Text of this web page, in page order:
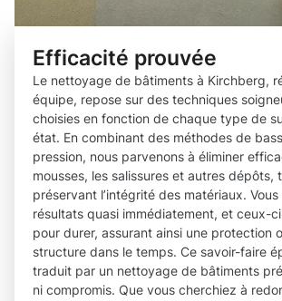
Efficacité prouvée
Le nettoyage de bâtiments à Kirchberg,
équipe, repose sur des techniques
choisies en fonction de chaque type de
état. En combinant des méthodes de
pression, nous parvenons à éliminer
mousses, les salissures et autres dépôts,
préservant l’intégrité des matériaux.
résultats quasi immédiatement, et ceux-
pour durer, assurant ainsi une protection
structure dans le temps. Ce savoir-faire
traduit par un nettoyage de bâtiments
ni compromis. Que vous cherchiez à